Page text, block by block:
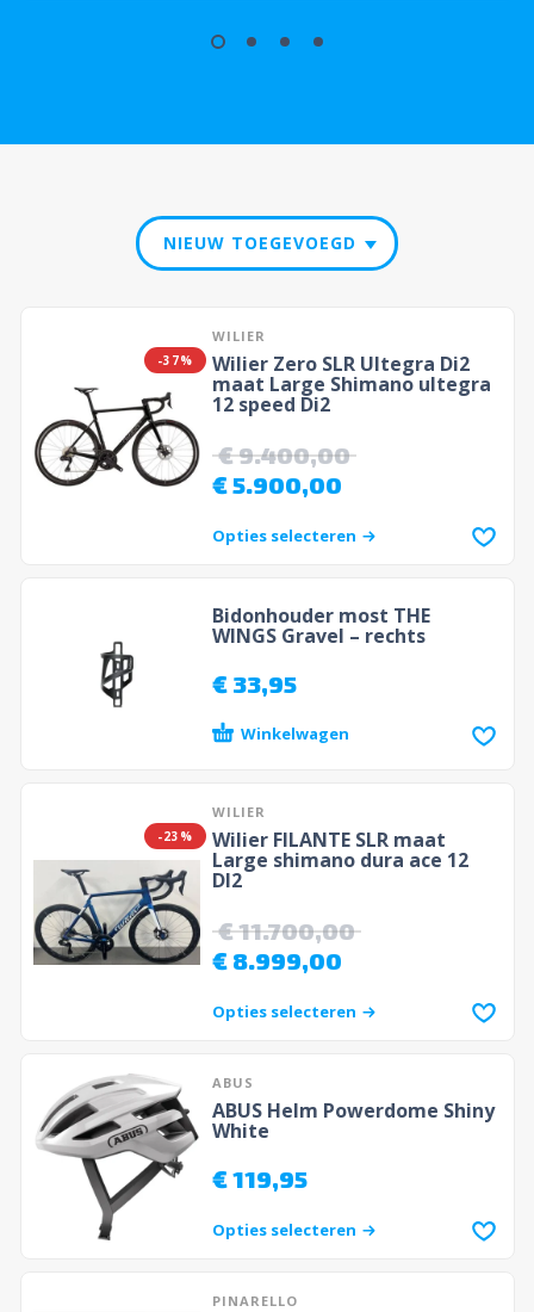
NIEUW TOEGEVOEGD
-37%
WILIER
Wilier Zero SLR Ultegra Di2
maat Large Shimano ultegra
12 speed Di2
€9.400,00
€5.900,00
Opties selecteren
Bidonhouder most THE
WINGS Gravel – rechts
€33,95
Winkelwagen
-23%
WILIER
Wilier FILANTE SLR maat
Large shimano dura ace 12
DI2
€11.700,00
€8.999,00
Opties selecteren
ABUS
ABUS Helm Powerdome Shiny
White
€119,95
Opties selecteren
PINARELLO